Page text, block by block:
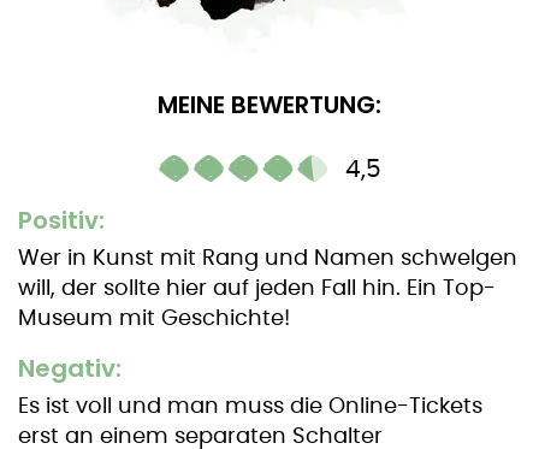
MEINE BEWERTUNG:
4,5
Positiv:
Wer in Kunst mit Rang und Namen schwelgen
will, der sollte hier auf jeden Fall hin. Ein Top-
Museum mit Geschichte!
Negativ:
Es ist voll und man muss die Online-Tickets
erst an einem separaten Schalter